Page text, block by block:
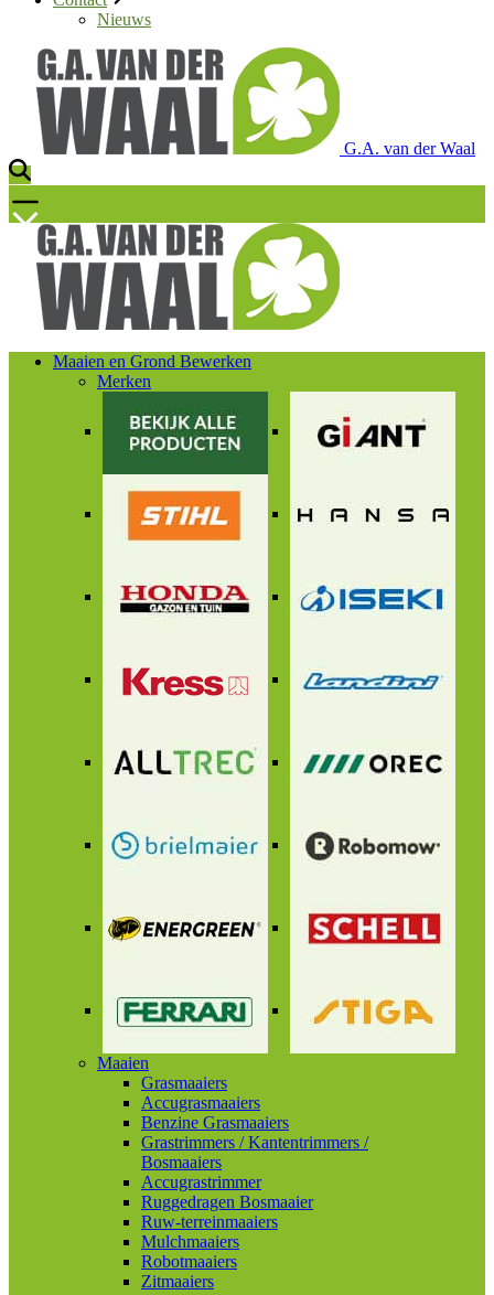
Nieuws
G.A. van der Waal
Maaien en Grond Bewerken
Merken
Maaien
Grasmaaiers
Accugrasmaaiers
Benzine Grasmaaiers
Grastrimmers / Kantentrimmers /
Bosmaaiers
Accugrastrimmer
Ruggedragen Bosmaaier
Ruw-terreinmaaiers
Mulchmaaiers
Robotmaaiers
Zitmaaiers